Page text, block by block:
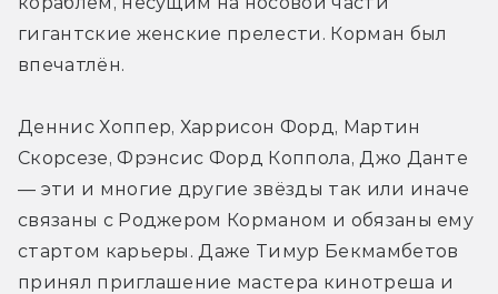
гигантские женские прелести. Корман был
впечатлён.
Деннис Хоппер, Харрисон Форд, Мартин
Скорсезе, Фрэнсис Форд Коппола, Джо Данте
— эти и многие другие звёзды так или иначе
связаны с Роджером Корманом и обязаны ему
стартом карьеры. Даже Тимур Бекмамбетов
принял приглашение мастера кинотреша и